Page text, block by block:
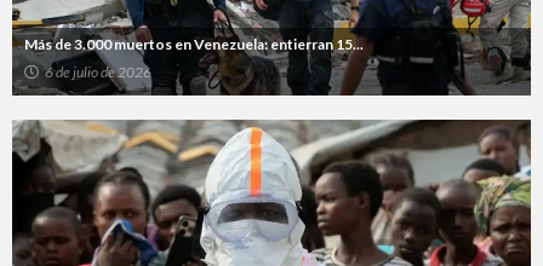
Más de 3.000 muertos en Venezuela: entierran 15...
6 de julio de 2026